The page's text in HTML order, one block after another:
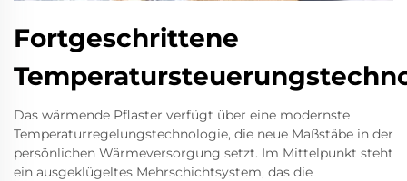
Fortgeschrittene
Das wärmende Pflaster verfügt über eine modernste
Temperaturregelungstechnologie, die neue Maßstäbe in der
persönlichen Wärmeversorgung setzt. Im Mittelpunkt steht
ein ausgeklügeltes Mehrschichtsystem, das die